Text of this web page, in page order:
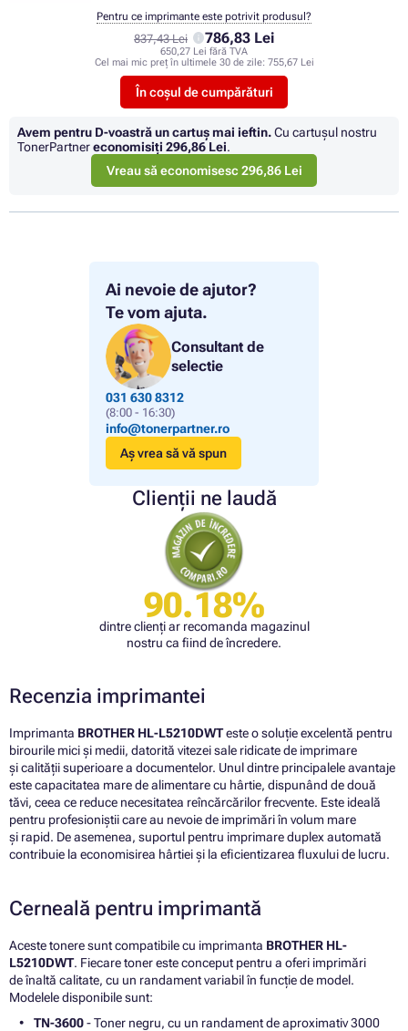
Ai nevoie de ajutor?
Te vom ajuta.
Consultant de
selectie
031 630 8312
(8:00 - 16:30)
info@tonerpartner.ro
Aș vrea să vă spun
Clienții ne laudă
90.18%
dintre clienți ar recomanda magazinul
nostru ca fiind de încredere.
837,43 Lei 786,83 Lei
650,27 Lei fără TVA
Cel mai mic preț în ultimele 30 de zile: 755,67 Lei
În coșul de cumpărături
Pentru ce imprimante este potrivit produsul?
Avem pentru D-voastră un cartuș mai ieftin.Cu cartuşul nostru
TonerPartnereconomisiţi 296,86 Lei.
Vreau să economisesc 296,86 Lei
Recenzia imprimantei
Imprimanta BROTHER HL-L5210DWTeste o soluție excelentă pentru
birourile mici și medii, datorită vitezei sale ridicate de imprimare
și calității superioare a documentelor. Unul dintre principalele avantaje
este capacitatea mare de alimentare cu hârtie, dispunând de două
tăvi, ceea ce reduce necesitatea reîncărcărilor frecvente. Este ideală
pentru profesioniștii care au nevoie de imprimări în volum mare
și rapid. De asemenea, suportul pentru imprimare duplex automată
contribuie la economisirea hârtiei și la eficientizarea fluxului de lucru.
Cerneală pentru imprimantă
Aceste tonere sunt compatibile cu imprimanta BROTHER HL-
L5210DWT. Fiecare toner este conceput pentru a oferi imprimări
de înaltă calitate, cu un randament variabil în funcție de model.
Modelele disponibile sunt:
TN-3600- Toner negru, cu un randament de aproximativ 3000